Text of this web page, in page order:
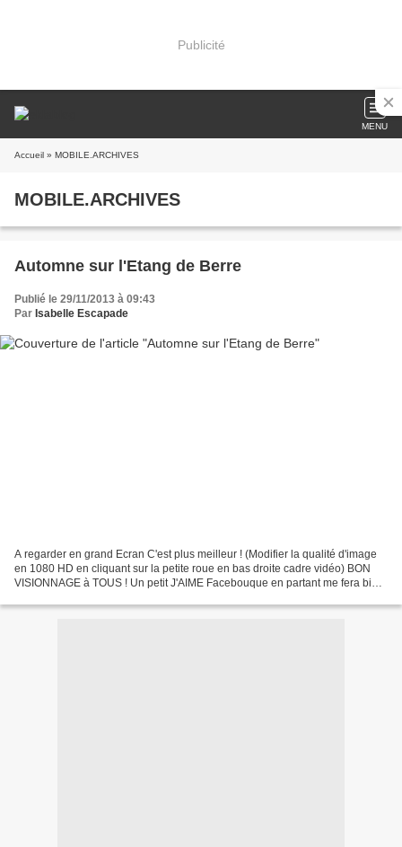
Publicité
MENU
Accueil » MOBILE.ARCHIVES
MOBILE.ARCHIVES
Automne sur l'Etang de Berre
Publié le 29/11/2013 à 09:43
Par Isabelle Escapade
A regarder en grand Ecran C'est plus meilleur ! (Modifier la qualité d'image
en 1080 HD en cliquant sur la petite roue en bas droite cadre vidéo) BON
VISIONNAGE à TOUS ! Un petit J'AIME Facebouque en partant me fera bien